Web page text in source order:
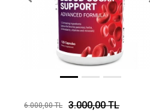
6.000,00 TL 3.000,00 TL